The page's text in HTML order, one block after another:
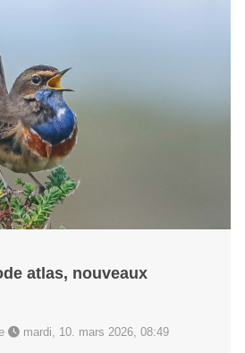
atlas, nouveaux
mardi, 10. mars 2026, 08:49